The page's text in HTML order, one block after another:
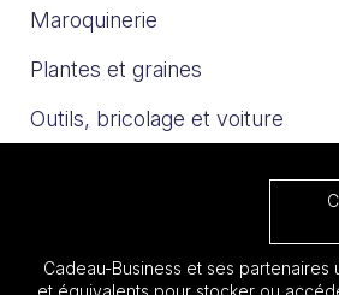
Maroquinerie
Plantes et graines
Outils, bricolage et voiture
Cadeau-Business et ses partenaires
et équivalents pour stocker ou